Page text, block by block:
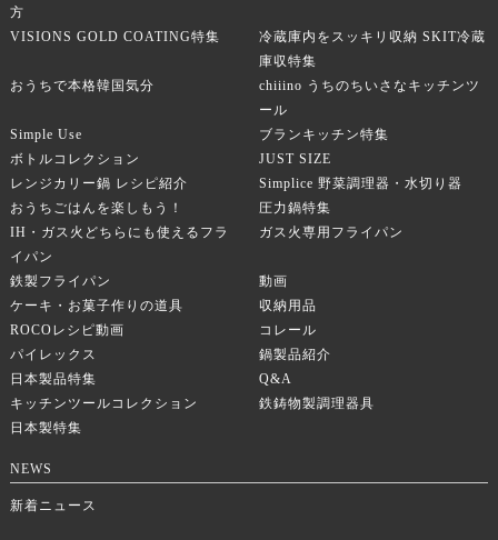
方
VISIONS GOLD COATING特集
冷蔵庫内をスッキリ収納 SKIT冷蔵
庫収特集
おうちで本格韓国気分
chiiino うちのちいさなキッチンツ
ール
Simple Use
ブランキッチン特集
ボトルコレクション
JUST SIZE
レンジカリー鍋 レシピ紹介
Simplice 野菜調理器・水切り器
おうちごはんを楽しもう！
圧力鍋特集
IH・ガス火どちらにも使えるフラ
イパン
ガス火専用フライパン
鉄製フライパン
動画
ケーキ・お菓子作りの道具
収納用品
ROCOレシピ動画
コレール
パイレックス
鍋製品紹介
日本製品特集
Q&A
キッチンツールコレクション
鉄鋳物製調理器具
日本製特集
NEWS
新着ニュース